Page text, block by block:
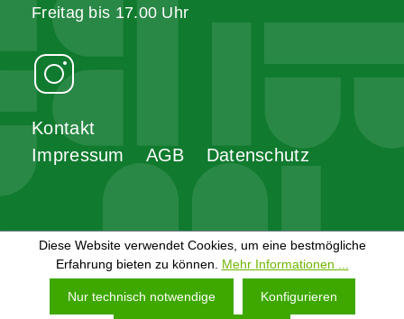
Kontakt
Impressum
AGB Datenschutz
Freitag bis 17.00 Uhr
Diese Website verwendet Cookies, um eine bestmögliche
Erfahrung bieten zu können. Mehr Informationen ...
Nur technisch notwendige Konfigurieren